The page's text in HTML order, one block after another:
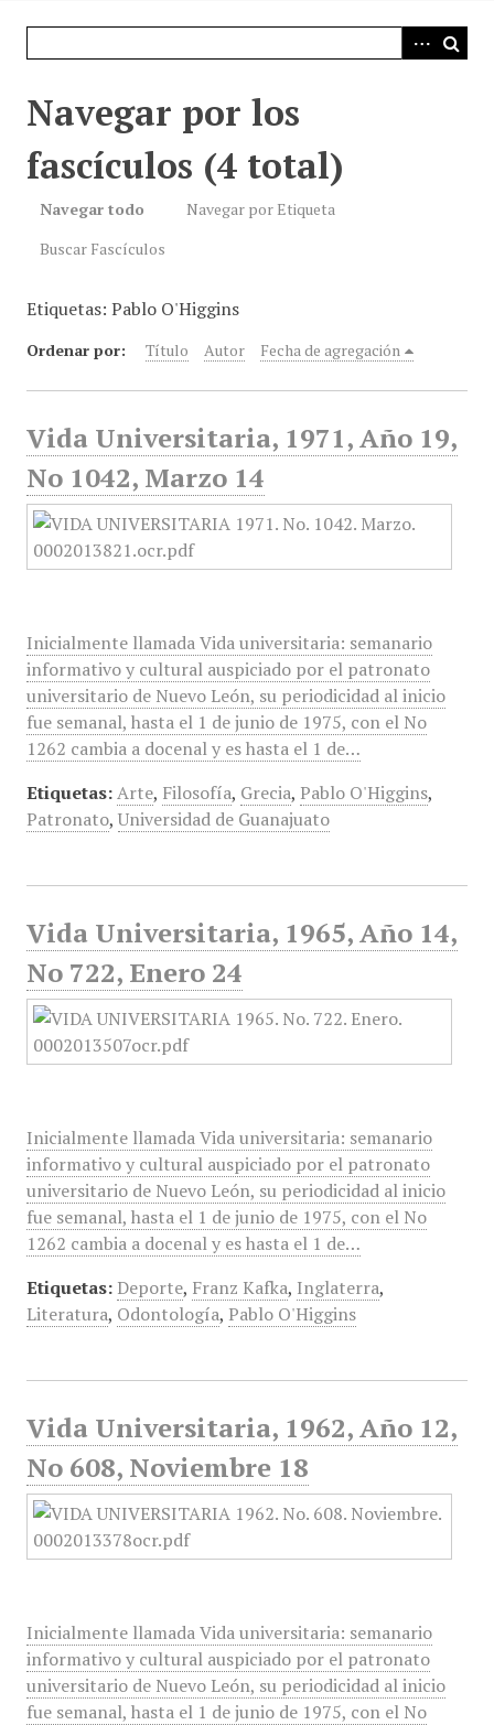
Navegar por los
fascículos (4 total)
Navegar todo
Navegar por Etiqueta
Buscar Fascículos
Etiquetas: Pablo O'Higgins
Ordenar por: Título Autor Fecha de agregación
Vida Universitaria, 1971, Año 19,
No 1042, Marzo 14
Inicialmente llamada Vida universitaria: semanario
informativo y cultural auspiciado por el patronato
universitario de Nuevo León, su periodicidad al inicio
fue semanal, hasta el 1 de junio de 1975, con el No
1262 cambia a docenal y es hasta el 1 de…
Etiquetas: Arte, Filosofía, Grecia, Pablo O'Higgins,
Patronato, Universidad de Guanajuato
Vida Universitaria, 1965, Año 14,
No 722, Enero 24
Inicialmente llamada Vida universitaria: semanario
informativo y cultural auspiciado por el patronato
universitario de Nuevo León, su periodicidad al inicio
fue semanal, hasta el 1 de junio de 1975, con el No
1262 cambia a docenal y es hasta el 1 de…
Etiquetas: Deporte, Franz Kafka, Inglaterra,
Literatura, Odontología, Pablo O'Higgins
Vida Universitaria, 1962, Año 12,
No 608, Noviembre 18
Inicialmente llamada Vida universitaria: semanario
informativo y cultural auspiciado por el patronato
universitario de Nuevo León, su periodicidad al inicio
fue semanal, hasta el 1 de junio de 1975, con el No